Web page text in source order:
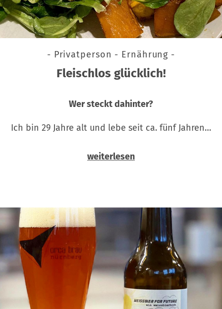
- Privatperson - Ernährung -
Fleischlos glücklich!
Wer steckt dahinter?
Ich bin 29 Jahre alt und lebe seit ca. fünf Jahren…
weiterlesen